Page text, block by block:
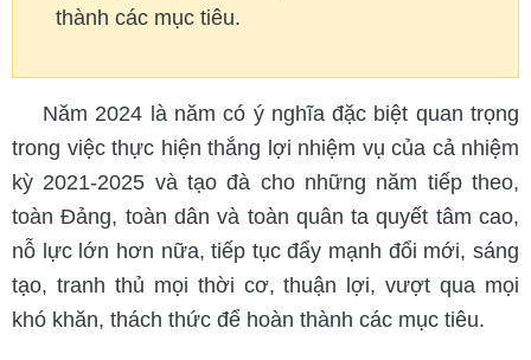
thành các mục tiêu.
Năm 2024 là năm có ý nghĩa đặc biệt quan trọng
trong việc thực hiện thắng lợi nhiệm vụ của cả nhiệm
kỳ 2021-2025 và tạo đà cho những năm tiếp theo,
toàn Đảng, toàn dân và toàn quân ta quyết tâm cao,
nỗ lực lớn hơn nữa, tiếp tục đẩy mạnh đổi mới, sáng
tạo, tranh thủ mọi thời cơ, thuận lợi, vượt qua mọi
khó khăn, thách thức để hoàn thành các mục tiêu.